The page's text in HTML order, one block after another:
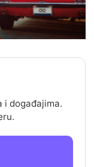
i događajima.